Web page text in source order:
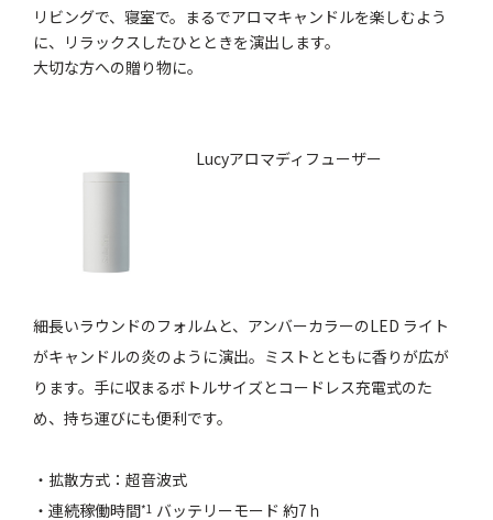
リビングで、寝室で。まるでアロマキャンドルを楽しむよう
に、リラックスしたひとときを演出します。
大切な方への贈り物に。
Lucyアロマディフューザー
細長いラウンドのフォルムと、アンバーカラーのLED ライト
がキャンドルの炎のように演出。ミストとともに香りが広が
ります。手に収まるボトルサイズとコードレス充電式のた
め、持ち運びにも便利です。
・拡散方式：超音波式
・連続稼働時間*1 バッテリーモード 約7ｈ